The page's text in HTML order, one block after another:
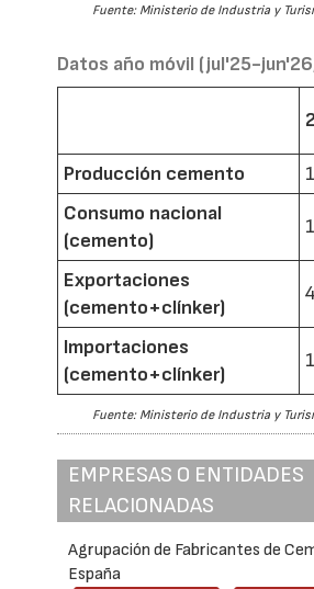
Fuente: Ministerio de Industria y
Datos año móvil (jul'25-
Producción cemento
Consumo nacional
(cemento)
Exportaciones
(cemento+clínker)
Importaciones
(cemento+clínker)
Fuente: Ministerio de Industria y
EMPRESAS O ENTIDADES
RELACIONADAS
Agrupación de Fabricantes de
España